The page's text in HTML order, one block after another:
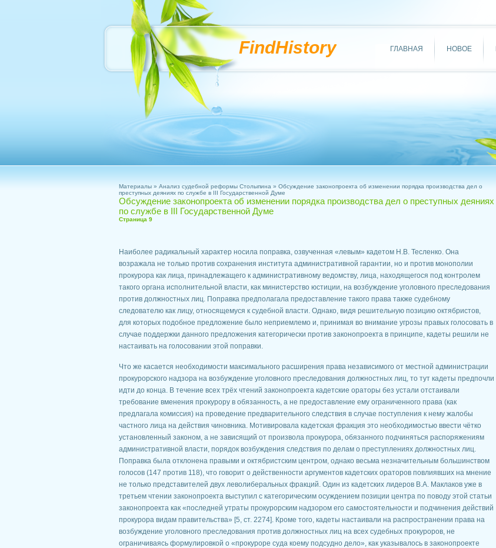
FindHistory ГЛАВНАЯ НОВОЕ
Материалы » Анализ судебной реформы Столыпина » Обсуждение законопроекта об изменении порядка производства дел о
преступных деяниях по службе в III Государственной Думе
Обсуждение законопроекта об изменении порядка производства дел о преступных деяниях
по службе в III Государственной Думе
Страница 9
Наиболее радикальный характер носила поправка, озвученная «левым» кадетом Н.В. Тесленко. Она
возражала не только против сохранения института административной гарантии, но и против монополии
прокурора как лица, принадлежащего к административному ведомству, лица, находящегося под контролем
такого органа исполнительной власти, как министерство юстиции, на возбуждение уголовного преследования
против должностных лиц. Поправка предполагала предоставление такого права также судебному
следователю как лицу, относящемуся к судебной власти. Однако, видя решительную позицию октябристов,
для которых подобное предложение было неприемлемо и, принимая во внимание угрозы правых голосовать в
случае поддержки данного предложения категорически против законопроекта в принципе, кадеты решили не
настаивать на голосовании этой поправки.
Что же касается необходимости максимального расширения права независимого от местной администрации
прокурорского надзора на возбуждение уголовного преследования должностных лиц, то тут кадеты предпочли
идти до конца. В течение всех трёх чтений законопроекта кадетские ораторы без устали отстаивали
требование вменения прокурору в обязанность, а не предоставление ему ограниченного права (как
предлагала комиссия) на проведение предварительного следствия в случае поступления к нему жалобы
частного лица на действия чиновника. Мотивировала кадетская фракция это необходимостью ввести чётко
установленный законом, а не зависящий от произвола прокурора, обязанного подчиняться распоряжениям
административной власти, порядок возбуждения следствия по делам о преступлениях должностных лиц.
Поправка была отклонена правыми и октябристским центром, однако весьма незначительным большинством
голосов (147 против 118), что говорит о действенности аргументов кадетских ораторов повлиявших на мнение
не только представителей двух леволиберальных фракций. Один из кадетских лидеров В.А. Маклаков уже в
третьем чтении законопроекта выступил с категорическим осуждением позиции центра по поводу этой статьи
законопроекта как «последней утраты прокурорским надзором его самостоятельности и подчинения действий
прокурора видам правительства» [5, ст. 2274]. Кроме того, кадеты настаивали на распространении права на
возбуждение уголовного преследования против должностных лиц на всех судебных прокуроров, не
ограничиваясь формулировкой о «прокуроре суда коему подсудно дело», как указывалось в законопроекте